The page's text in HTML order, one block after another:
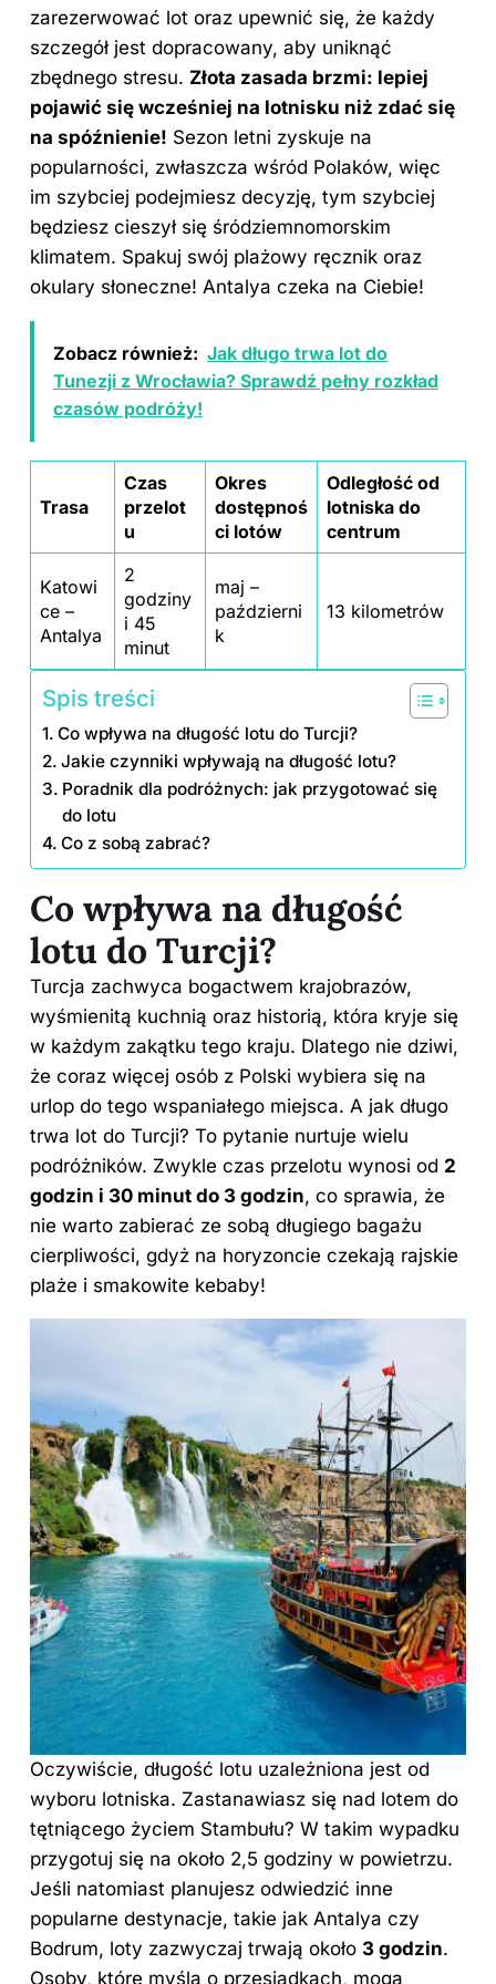
zarezerwować lot oraz upewnić się, że każdy
szczegół jest dopracowany, aby uniknąć
zbędnego stresu. Złota zasada brzmi: lepiej
pojawić się wcześniej na lotnisku niż zdać się
na spóźnienie! Sezon letni zyskuje na
popularności, zwłaszcza wśród Polaków, więc
im szybciej podejmiesz decyzję, tym szybciej
będziesz cieszył się śródziemnomorskim
klimatem. Spakuj swój plażowy ręcznik oraz
okulary słoneczne! Antalya czeka na Ciebie!
Zobacz również: Jak długo trwa lot do
Tunezji z Wrocławia? Sprawdź pełny rozkład
czasów podróży!
Trasa
Czas
przelot
u
Okres
dostępnoś
ci lotów
Odległość od
lotniska do
centrum
Katowi
ce –
Antalya
2
godziny
i 45
minut
maj –
październi
k
13 kilometrów
Spis treści
Co wpływa na długość lotu do Turcji?
Jakie czynniki wpływają na długość lotu?
Poradnik dla podróżnych: jak przygotować się
do lotu
Co z sobą zabrać?
Co wpływa na długość
lotu do Turcji?
Turcja zachwyca bogactwem krajobrazów,
wyśmienitą kuchnią oraz historią, która kryje się
w każdym zakątku tego kraju. Dlatego nie dziwi,
że coraz więcej osób z Polski wybiera się na
urlop do tego wspaniałego miejsca. A jak długo
trwa lot do Turcji? To pytanie nurtuje wielu
podróżników. Zwykle czas przelotu wynosi od 2
godzin i 30 minut do 3 godzin, co sprawia, że
nie warto zabierać ze sobą długiego bagażu
cierpliwości, gdyż na horyzoncie czekają rajskie
plaże i smakowite kebaby!
Oczywiście, długość lotu uzależniona jest od
wyboru lotniska. Zastanawiasz się nad lotem do
tętniącego życiem Stambułu? W takim wypadku
przygotuj się na około 2,5 godziny w powietrzu.
Jeśli natomiast planujesz odwiedzić inne
popularne destynacje, takie jak Antalya czy
Bodrum, loty zazwyczaj trwają około 3 godzin.
Osoby, które myślą o przesiadkach, mogą